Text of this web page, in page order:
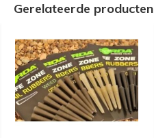
Gerelateerde producten